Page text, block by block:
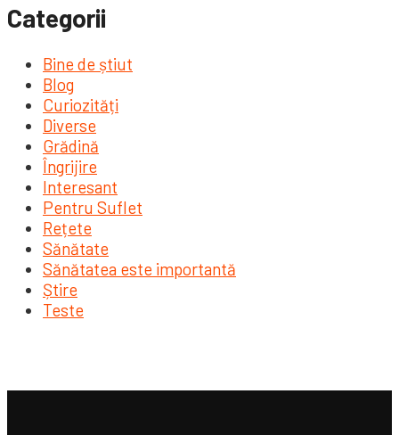
Categorii
Bine de știut
Blog
Curiozități
Diverse
Grădină
Îngrijire
Interesant
Pentru Suflet
Rețete
Sănătate
Sănătatea este importantă
Știre
Teste